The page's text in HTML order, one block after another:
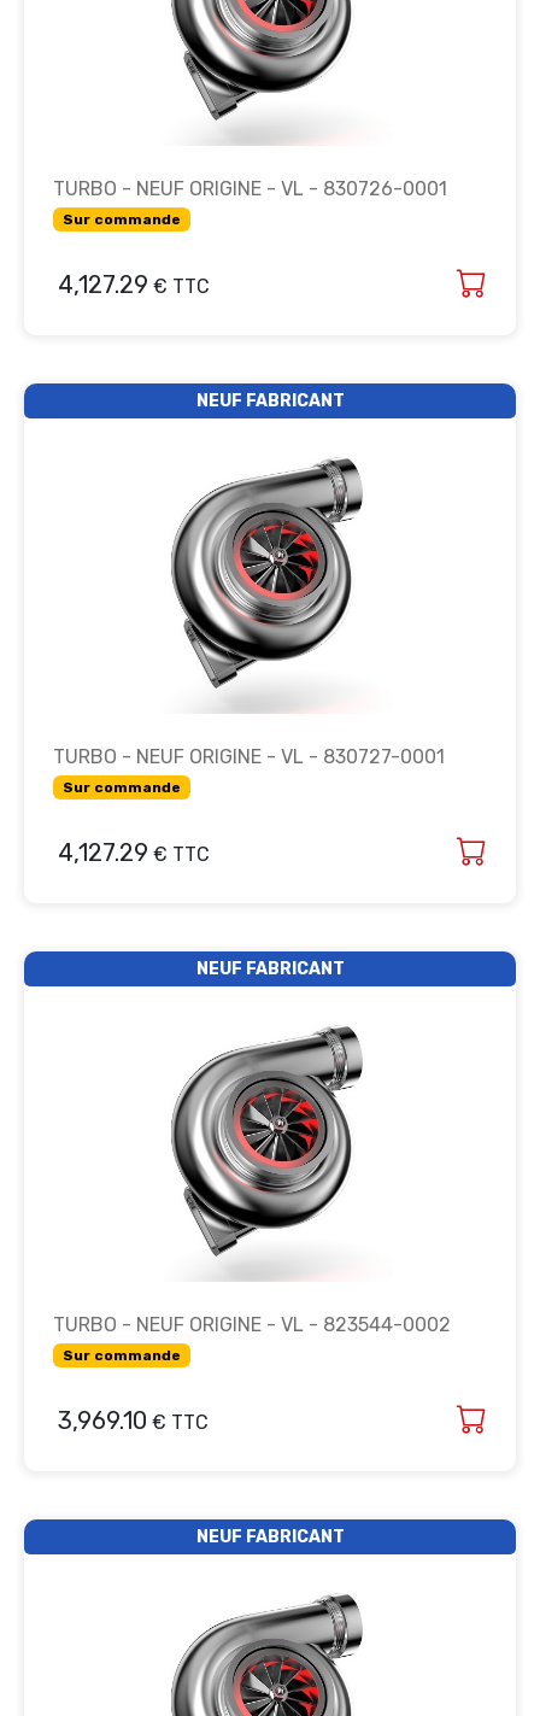
TURBO - NEUF ORIGINE - VL - 830726-0001
Sur commande
4,127.29 € TTC
NEUF FABRICANT
TURBO - NEUF ORIGINE - VL - 830727-0001
Sur commande
4,127.29 € TTC
NEUF FABRICANT
TURBO - NEUF ORIGINE - VL - 823544-0002
Sur commande
3,969.10 € TTC
NEUF FABRICANT